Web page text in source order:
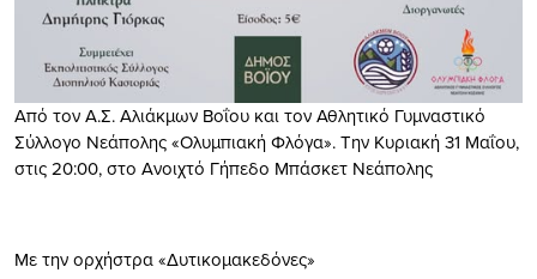
Από τον Α.Σ. Αλιάκμων Βοΐου και τον Αθλητικό Γυμναστικό
Σύλλογο Νεάπολης «Ολυμπιακή Φλόγα». Την Κυριακή 31 Μαΐου,
στις 20:00, στο Ανοιχτό Γήπεδο Μπάσκετ Νεάπολης
Με την ορχήστρα «Δυτικομακεδόνες»